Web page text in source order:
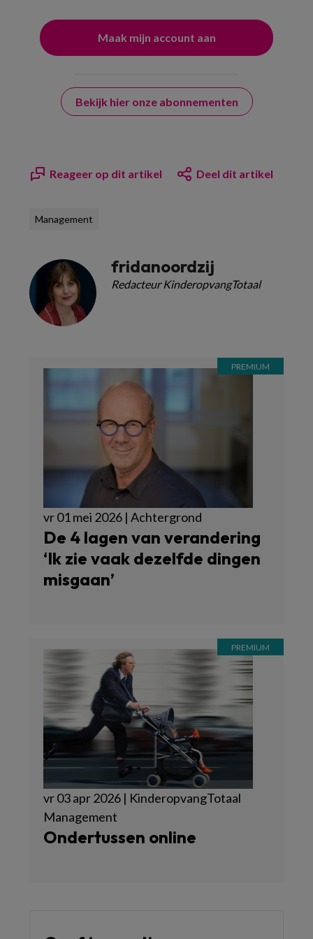
Bekijk hier onze abonnementen
Reageer op dit artikel Deel dit artikel
Management
fridanoordzij
Redacteur KinderopvangTotaal
vr 01 mei 2026 | Achtergrond
De 4 lagen van verandering
‘Ik zie vaak dezelfde dingen
misgaan’
vr 03 apr 2026 | KinderopvangTotaal
Management
Ondertussen online